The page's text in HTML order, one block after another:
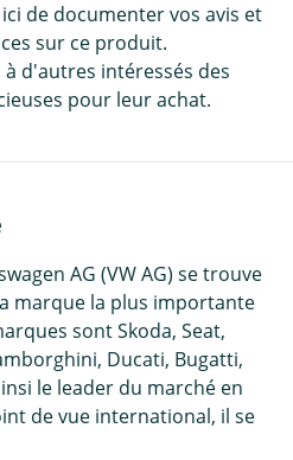
de documenter vos avis et
sur ce produit.
d'autres intéressés des
pour leur achat.
AG (VW AG) se trouve
marque la plus importante
sont Skoda, Seat,
Ducati, Bugatti,
le leader du marché en
de vue international, il se